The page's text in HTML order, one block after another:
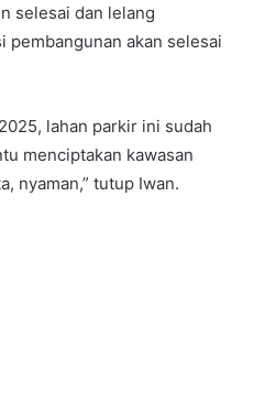
selesai dan lelang
pembangunan akan selesai
lahan parkir ini sudah
menciptakan kawasan
nyaman,” tutup Iwan.